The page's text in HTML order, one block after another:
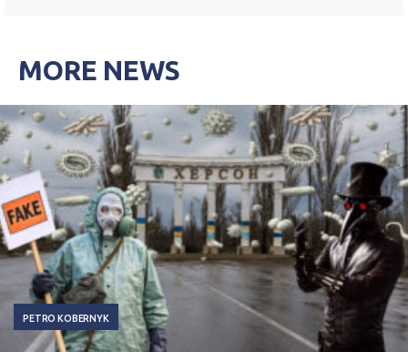
MORE NEWS
PETRO KOBERNYK